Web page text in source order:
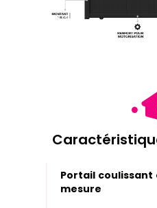
Portail
mesure